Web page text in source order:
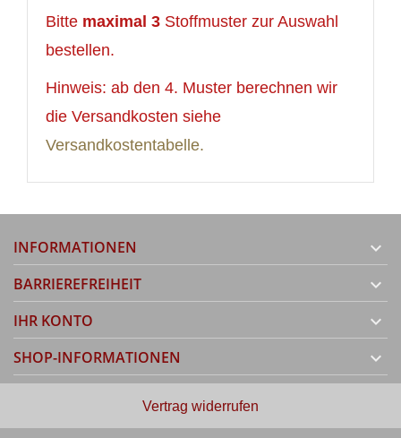
Bitte maximal 3 Stoffmuster zur Auswahl
bestellen.
Hinweis: ab den 4. Muster berechnen wir
die Versandkosten siehe
Versandkostentabelle.
INFORMATIONEN 
BARRIEREFREIHEIT 
IHR KONTO 
SHOP-INFORMATIONEN 
Vertrag widerrufen